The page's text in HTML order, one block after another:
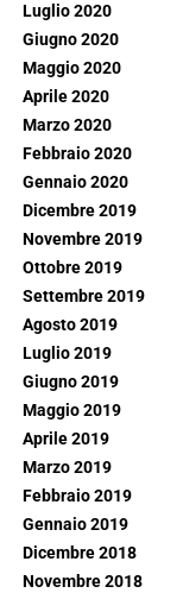
Luglio 2020
Giugno 2020
Maggio 2020
Aprile 2020
Marzo 2020
Febbraio 2020
Gennaio 2020
Dicembre 2019
Novembre 2019
Ottobre 2019
Settembre 2019
Agosto 2019
Luglio 2019
Giugno 2019
Maggio 2019
Aprile 2019
Marzo 2019
Febbraio 2019
Gennaio 2019
Dicembre 2018
Novembre 2018